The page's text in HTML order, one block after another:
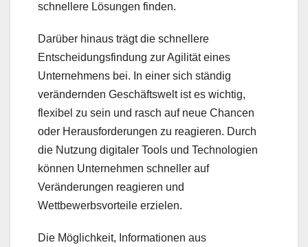
schnellere Lösungen finden.
Darüber hinaus trägt die schnellere
Entscheidungsfindung zur Agilität eines
Unternehmens bei. In einer sich ständig
verändernden Geschäftswelt ist es wichtig,
flexibel zu sein und rasch auf neue Chancen
oder Herausforderungen zu reagieren. Durch
die Nutzung digitaler Tools und Technologien
können Unternehmen schneller auf
Veränderungen reagieren und
Wettbewerbsvorteile erzielen.
Die Möglichkeit, Informationen aus